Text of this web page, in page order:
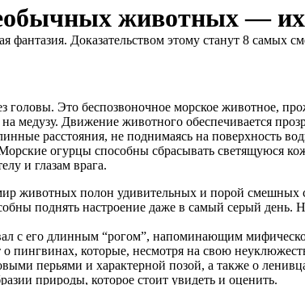
животных — их
фантазия. Доказательством этому станут 8
Это беспозвоночное морское животное,
медузу. Движение животного обеспечивается
расстояния, не поднимаясь на поверхность
огурцы способны сбрасывать светящуюся
и глазам врага.
животных полон удивительных и порой
поднять настроение даже в самый серый день.
с его длинным “рогом”, напоминающим
которые, несмотря на свою
перьями и характерной позой, а также о
природы, которое стоит увидеть и оценить.